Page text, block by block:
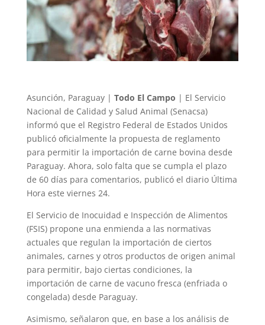
Asunción, Paraguay | Todo El Campo | El Servicio
Nacional de Calidad y Salud Animal (Senacsa)
informó que el Registro Federal de Estados Unidos
publicó oficialmente la propuesta de reglamento
para permitir la importación de carne bovina desde
Paraguay. Ahora, solo falta que se cumpla el plazo
de 60 días para comentarios, publicó el diario Última
Hora este viernes 24.
El Servicio de Inocuidad e Inspección de Alimentos
(FSIS) propone una enmienda a las normativas
actuales que regulan la importación de ciertos
animales, carnes y otros productos de origen animal
para permitir, bajo ciertas condiciones, la
importación de carne de vacuno fresca (enfriada o
congelada) desde Paraguay.
Asimismo, señalaron que, en base a los análisis de